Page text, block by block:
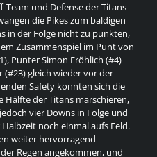
Team und Defense der Titans
die Pikes zum baldigen
in der Folge nicht zu punkten,
Zusammenspiel im Punt von
Punter Simon Fröhlich (#4)
(#23) gleich wieder vor der
Safety konnten sich die
Hälfte der Titans marschieren,
vier Downs in Folge und
noch einmal aufs Feld.
weiter hervorragend
Regen angekommen, und